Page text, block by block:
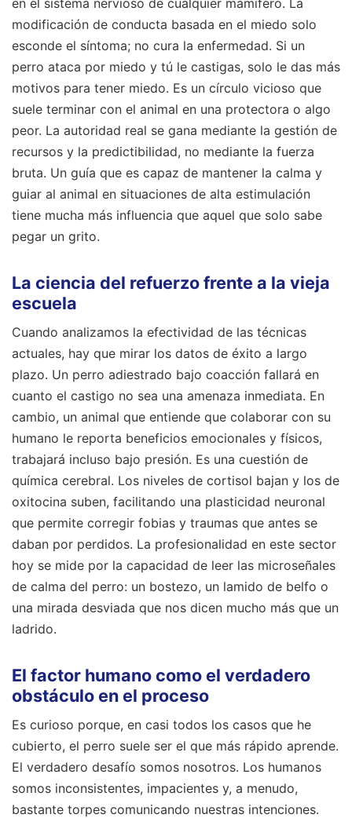
modificación de conducta basada en el miedo solo
esconde el síntoma; no cura la enfermedad. Si un
perro ataca por miedo y tú le castigas, solo le das más
motivos para tener miedo. Es un círculo vicioso que
suele terminar con el animal en una protectora o algo
peor. La autoridad real se gana mediante la gestión de
recursos y la predictibilidad, no mediante la fuerza
bruta. Un guía que es capaz de mantener la calma y
guiar al animal en situaciones de alta estimulación
tiene mucha más influencia que aquel que solo sabe
pegar un grito.
La ciencia del refuerzo frente a la vieja
escuela
Cuando analizamos la efectividad de las técnicas
actuales, hay que mirar los datos de éxito a largo
plazo. Un perro adiestrado bajo coacción fallará en
cuanto el castigo no sea una amenaza inmediata. En
cambio, un animal que entiende que colaborar con su
humano le reporta beneficios emocionales y físicos,
trabajará incluso bajo presión. Es una cuestión de
química cerebral. Los niveles de cortisol bajan y los de
oxitocina suben, facilitando una plasticidad neuronal
que permite corregir fobias y traumas que antes se
daban por perdidos. La profesionalidad en este sector
hoy se mide por la capacidad de leer las microseñales
de calma del perro: un bostezo, un lamido de belfo o
una mirada desviada que nos dicen mucho más que un
ladrido.
El factor humano como el verdadero
obstáculo en el proceso
Es curioso porque, en casi todos los casos que he
cubierto, el perro suele ser el que más rápido aprende.
El verdadero desafío somos nosotros. Los humanos
somos inconsistentes, impacientes y, a menudo,
bastante torpes comunicando nuestras intenciones.